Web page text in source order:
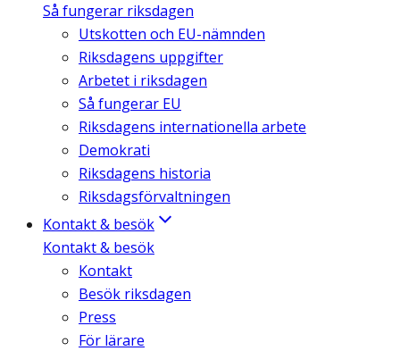
Så fungerar riksdagen
Utskotten och EU-nämnden
Riksdagens uppgifter
Arbetet i riksdagen
Så fungerar EU
Riksdagens internationella arbete
Demokrati
Riksdagens historia
Riksdagsförvaltningen
Kontakt & besök
Kontakt & besök
Kontakt
Besök riksdagen
Press
För lärare